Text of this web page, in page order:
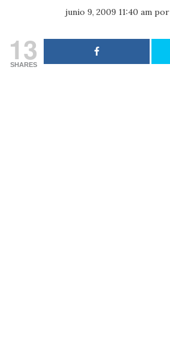
junio 9, 2009 11:40 ampor
13
SHARES